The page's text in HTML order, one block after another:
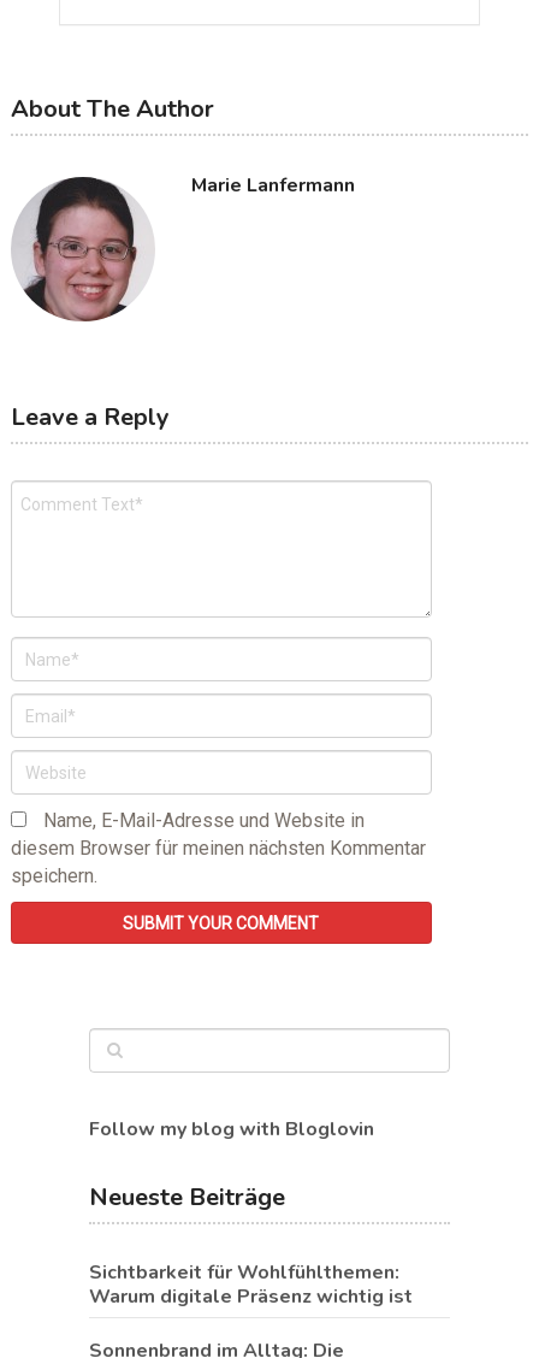
About The Author
Marie Lanfermann
Leave a Reply
Name, E-Mail-Adresse und Website in
diesem Browser für meinen nächsten Kommentar
speichern.
Follow my blog with Bloglovin
Neueste Beiträge
Sichtbarkeit für Wohlfühlthemen:
Warum digitale Präsenz wichtig ist
Sonnenbrand im Alltag: Die